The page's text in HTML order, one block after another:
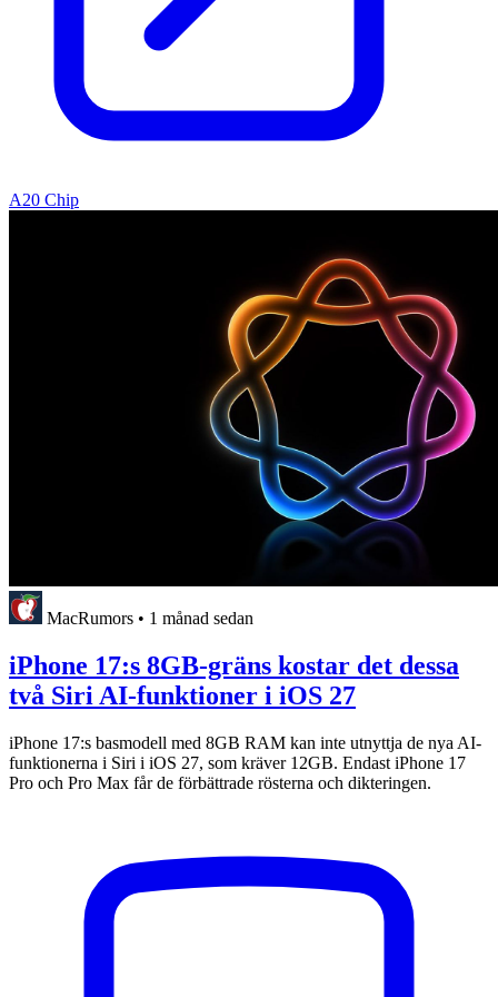
A20 Chip
MacRumors • 1 månad sedan
iPhone 17:s 8GB-gräns kostar det dessa
två Siri AI-funktioner i iOS 27
iPhone 17:s basmodell med 8GB RAM kan inte utnyttja de nya AI-
funktionerna i Siri i iOS 27, som kräver 12GB. Endast iPhone 17
Pro och Pro Max får de förbättrade rösterna och dikteringen.